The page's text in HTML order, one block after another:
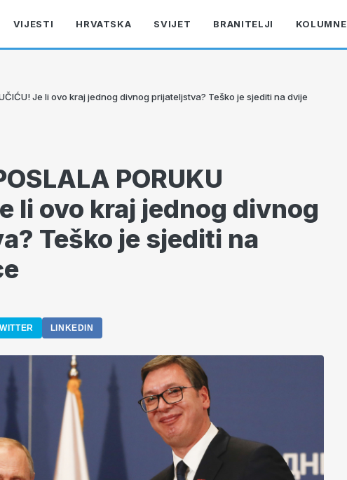
VIJESTI HRVATSKA SVIJET BRANITELJI KOLUMNE
Je li ovo kraj jednog divnog prijateljstva? Teško je sjediti na dvije
PORUKU
li ovo kraj jednog divnog
Teško je sjediti na
LINKEDIN